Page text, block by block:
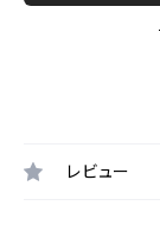
レビュー